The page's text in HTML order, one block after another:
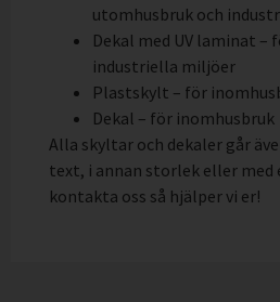
utomhusbruk och
Dekal med UV laminat –
industriella miljöer
Plastskylt – för
Dekal – för inomhusbruk
Alla skyltar och dekaler går
text, i annan storlek eller med
kontakta oss så hjälper vi er!